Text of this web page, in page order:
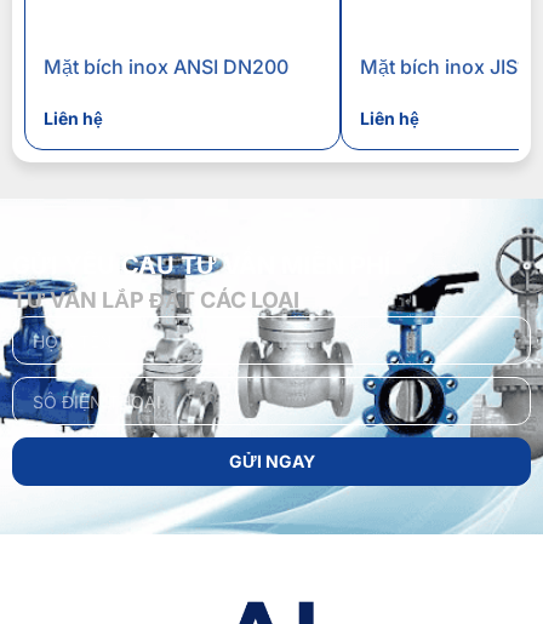
Mặt bích inox ANSI DN200
Liên hệ Liên hệ
GỬI YÊU CẦU TƯ VẤN MIỄN PHÍ
TƯ VẤN LẮP ĐẶT CÁC LOẠI
GỬI NGAY